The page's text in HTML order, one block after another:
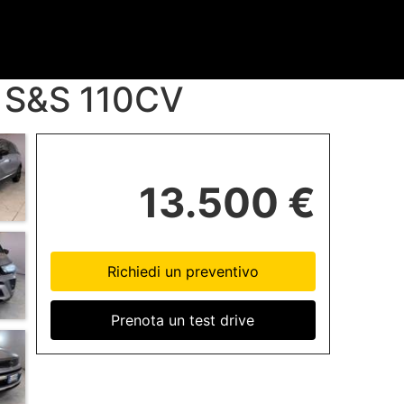
110CV
13.500 €
Richiedi un preventivo
Prenota un test drive